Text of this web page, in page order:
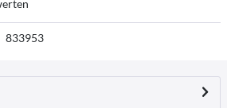
833953